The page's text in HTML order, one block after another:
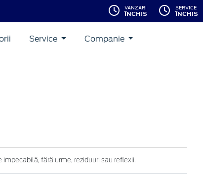
VANZARI
ÎNCHIS
SERVICE
ÎNCHIS
Service Companie
fără urme, reziduuri sau reflexii.